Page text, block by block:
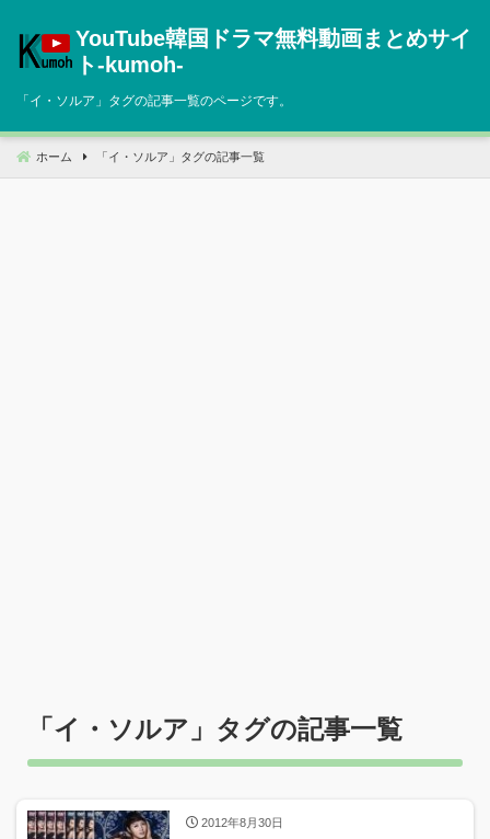
へ
動
YouTube韓国ドラマ無料動画まとめサイ
ト‐kumoh‐
「イ・ソルア 」タグの記事一覧のページです。
ホーム 「 イ・ソルア 」タグの記事一覧
「イ・ソルア 」タグの記事一覧
2012年8月30日